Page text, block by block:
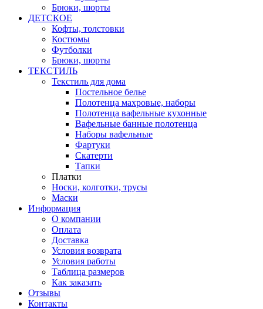
Брюки, шорты
ДЕТСКОЕ
Кофты, толстовки
Костюмы
Футболки
Брюки, шорты
ТЕКСТИЛЬ
Текстиль для дома
Постельное белье
Полотенца махровые, наборы
Полотенца вафельные кухонные
Вафельные банные полотенца
Наборы вафельные
Фартуки
Скатерти
Тапки
Платки
Носки, колготки, трусы
Маски
Информация
О компании
Оплата
Доставка
Условия возврата
Условия работы
Таблица размеров
Как заказать
Отзывы
Контакты